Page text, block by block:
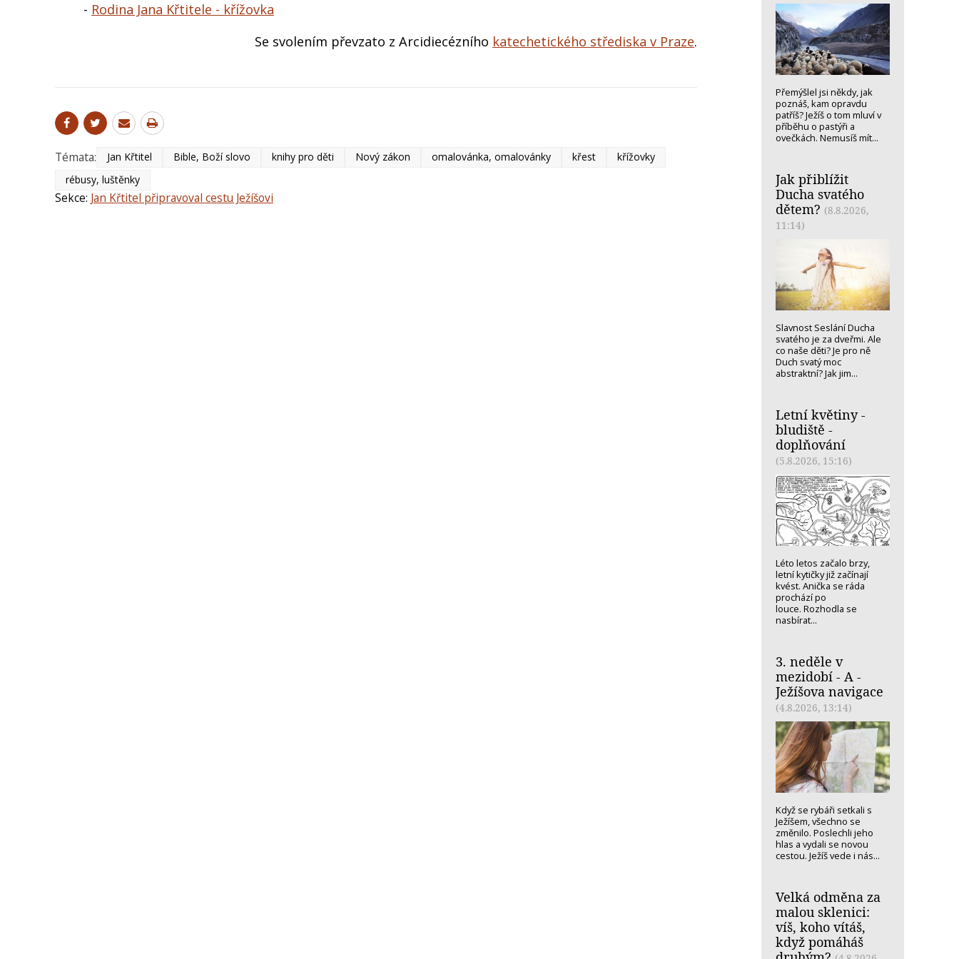
- Rodina Jana Křtitele - křížovka
Se svolením převzato z Arcidiecézního katechetického střediska v Praze.
Témata: Jan Křtitel Bible, Boží slovo knihy pro děti Nový zákon omalovánka, omalovánky křest
křížovky
rébusy, luštěnky
Sekce: Jan Křtitel připravoval cestu Ježíšovi
Přemýšlel jsi někdy, jak
poznáš, kam opravdu
patříš? Ježíš o tom mluví v
příběhu o pastýři a
ovečkách. Nemusíš mít...
Jak přiblížit
Ducha svatého
dětem? (8.8.2026,
11:14)
Slavnost Seslání Ducha
svatého je za dveřmi. Ale
co naše děti? Je pro ně
Duch svatý moc
abstraktní? Jak jim...
Letní květiny -
bludiště -
doplňování
(5.8.2026, 15:16)
Léto letos začalo brzy,
letní kytičky již začínají
kvést. Anička se ráda
prochází po
louce. Rozhodla se
nasbírat...
3. neděle v
mezidobí - A -
Ježíšova navigace
(4.8.2026, 13:14)
Když se rybáři setkali s
Ježíšem, všechno se
změnilo. Poslechli jeho
hlas a vydali se novou
cestou. Ježíš vede i nás...
Velká odměna za
malou sklenici:
víš, koho vítáš,
když pomáháš